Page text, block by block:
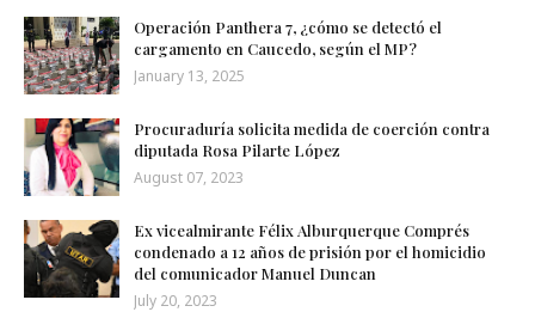
Operación Panthera 7, ¿cómo se detectó el
cargamento en Caucedo, según el MP?
January 13, 2025
Procuraduría solicita medida de coerción contra
diputada Rosa Pilarte López
August 07, 2023
Ex vicealmirante Félix Alburquerque Comprés
condenado a 12 años de prisión por el homicidio
del comunicador Manuel Duncan
July 20, 2023